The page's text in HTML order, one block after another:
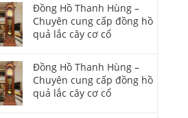
Đồng Hồ Thanh Hùng –
Chuyên cung cấp đồng hồ
quả lắc cây cơ cổ
Đồng Hồ Thanh Hùng –
Chuyên cung cấp đồng hồ
quả lắc cây cơ cổ